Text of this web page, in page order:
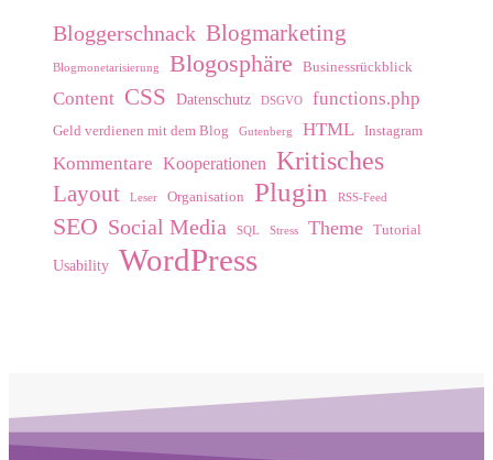
Bloggerschnack Blogmarketing
Blogmonetarisierung Blogosphäre Businessrückblick
Content CSS Datenschutz DSGVO functions.php
Geld verdienen mit dem Blog Gutenberg HTML Instagram
Kommentare Kooperationen Kritisches
Layout Leser Organisation Plugin RSS-Feed
SEO Social Media SQL Stress Theme Tutorial
Usability WordPress